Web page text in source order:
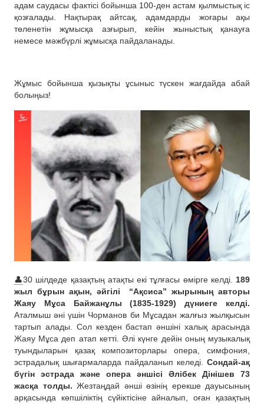
адам саудасы фактісі бойынша 100-ден астам қылмыстық іс
қозғалады. Нақтырақ айтсақ, адамдарды жоғары ақы
төленетін жұмысқа азғырып, кейін жыныстық қанауға
немесе мәжбүрлі жұмысқа пайдаланады.
Жұмыс бойынша қызықты ұсыныс түскен жағдайда абай
болыңыз!
👤30 шілдеде қазақтың атақты екі тұлғасы өмірге келді. 189
жыл бұрын ақын, әйгілі
“Ақсиса” жырының авторы
Жаяу Мұса Байжанұлы (1835-1929) дүниеге келді.
Аталмыш әні үшін Чорманов би Мұсадан жалғыз жылқысын
тартып алады. Сол кезден бастап әншіні халық арасында
Жаяу Мұса деп атап кетті. Әлі күнге дейін оның музыкалық
туындыларын қазақ композиторлары опера, симфония,
эстрадалық шығармаларда пайдаланып келеді. Сондай-ақ
бүгін эстрада және опера әншісі Әлібек Дінішев 73
жасқа толды. Жезтаңдай әнші өзінің ерекше дауысының
арқасында көпшіліктің сүйіктісіне айналып, оған қазақтың